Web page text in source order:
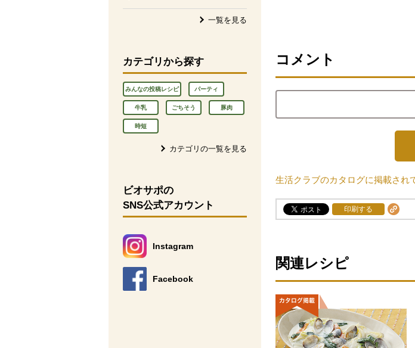
一覧を見る
カテゴリから探す
みんなの投稿レシピ パーティ
牛乳 ごちそう 豚肉
時短
カテゴリの一覧を見る
ビオサポの
SNS公式アカウント
Instagram
別のウィンドウで開きます。
Facebook
別のウィンドウで開きます。
コメント
生活クラブのカタログに掲載され
印刷する
関連レシピ